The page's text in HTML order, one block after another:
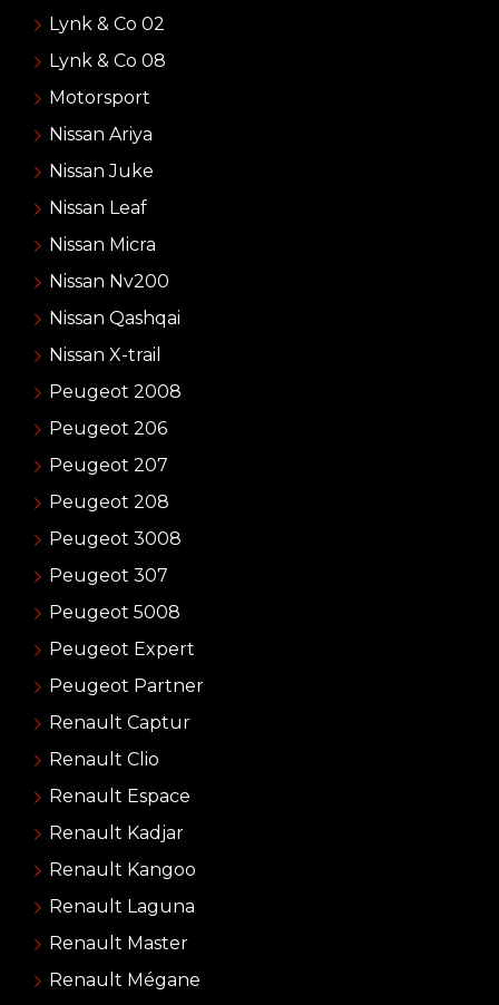
Lynk & Co 02
Lynk & Co 08
Motorsport
Nissan Ariya
Nissan Juke
Nissan Leaf
Nissan Micra
Nissan Nv200
Nissan Qashqai
Nissan X-trail
Peugeot 2008
Peugeot 206
Peugeot 207
Peugeot 208
Peugeot 3008
Peugeot 307
Peugeot 5008
Peugeot Expert
Peugeot Partner
Renault Captur
Renault Clio
Renault Espace
Renault Kadjar
Renault Kangoo
Renault Laguna
Renault Master
Renault Mégane